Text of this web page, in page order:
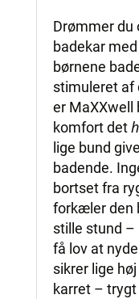
Drømmer du
badekar
børnene
stimuleret af
er MaXXwell
komfort det
lige bund
badende.
bortset fra
forkæler den
stille stund –
få lov at
sikrer lige
karret –